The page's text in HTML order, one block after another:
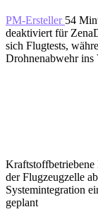
PM-Ersteller 54
deaktiviert für
sich Flugtests,
Drohnenabwehr ins
der Flugzeugzelle
Systemintegration
geplant